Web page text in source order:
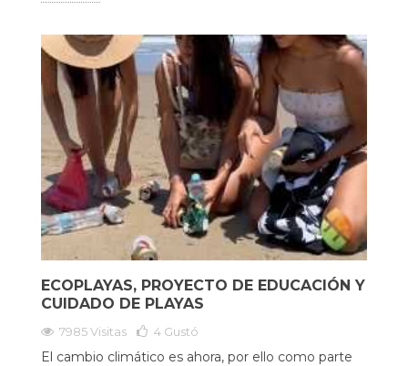
ECOPLAYAS, PROYECTO DE EDUCACIÓN Y
CUIDADO DE PLAYAS
7985 Visitas 4 Gustó
El cambio climático es ahora, por ello como parte